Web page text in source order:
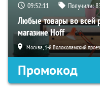
09:52:10 Получили:
Любые товары во всей
магазине Hoff
Москва, 1-й Волоколамский
Промокод